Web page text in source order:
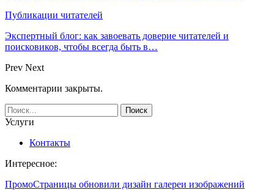
Публикации читателей
Экспертный блог: как завоевать доверие читателей и
поисковиков, чтобы всегда быть в…
Prev Next
Комментарии закрыты.
Услуги
Контакты
Интересное:
ПромоСтраницы обновили дизайн галереи изображений